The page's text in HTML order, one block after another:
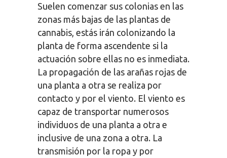
Suelen comenzar sus colonias en las
zonas más bajas de las plantas de
cannabis, estás irán colonizando la
planta de forma ascendente si la
actuación sobre ellas no es inmediata.
La propagación de las arañas rojas de
una planta a otra se realiza por
contacto y por el viento. El viento es
capaz de transportar numerosos
individuos de una planta a otra e
inclusive de una zona a otra. La
transmisión por la ropa y por